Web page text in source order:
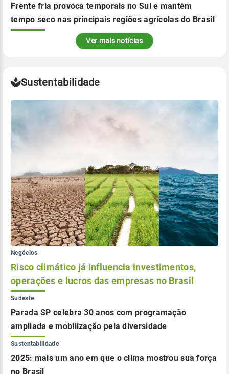
Frente fria provoca temporais no Sul e mantém
tempo seco nas principais regiões agrícolas do Brasil
Ver mais notícias
Sustentabilidade
Negócios
Risco climático já influencia investimentos,
operações e lucros das empresas no Brasil
Sudeste
Parada SP celebra 30 anos com programação
ampliada e mobilização pela diversidade
Sustentabilidade
2025: mais um ano em que o clima mostrou sua força
no Brasil